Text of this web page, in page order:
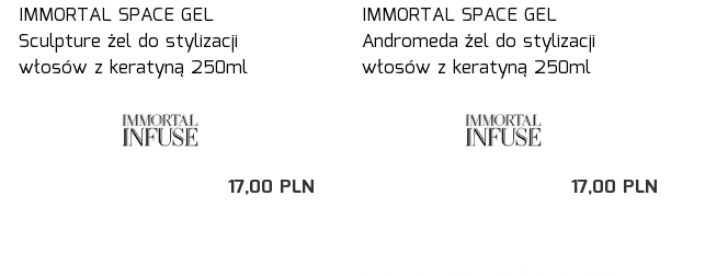
IMMORTAL SPACE GEL
Sculpture żel do stylizacji
włosów z keratyną 250ml
17,00 PLN
IMMORTAL SPACE GEL
Andromeda żel do stylizacji
włosów z keratyną 250ml
17,00 PLN